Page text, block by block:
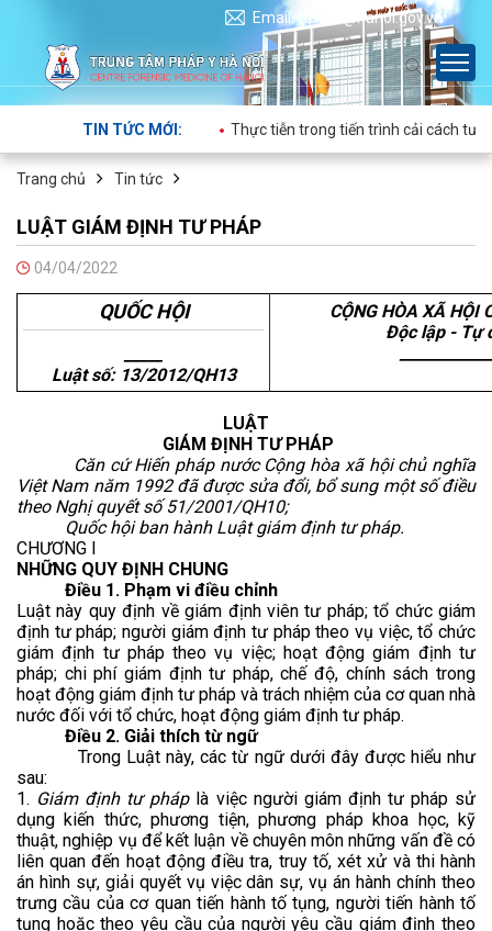
Email: ttpyhn@hanoi.gov.vn
TỨC MỚI: Thực tiễn trong tiến trình cải cách tư pháp: Đừng để
Trang chủ Tin tức
LUẬT GIÁM ĐỊNH TƯ PHÁP
04/04/2022
QUỐC HỘI
Luật số: 13/2012/QH13
CỘNG HÒA XÃ HỘI
Độc lập - Tự
LUẬT
GIÁM ĐỊNH TƯ PHÁP
Căn cứ Hiến pháp nước Cộng hòa xã hội chủ nghĩa
Việt Nam năm 1992 đã được sửa đổi, bổ sung một số điều
theo Nghị quyết số 51/2001/QH10;
Quốc hội ban hành Luật giám định tư pháp.
CHƯƠNG I
NHỮNG QUY ĐỊNH CHUNG
Điều 1. Phạm vi điều chỉnh
Luật này quy định về giám định viên tư pháp; tổ chức giám
định tư pháp; người giám định tư pháp theo vụ việc, tổ chức
giám định tư pháp theo vụ việc; hoạt động giám định tư
pháp; chi phí giám định tư pháp, chế độ, chính sách trong
hoạt động giám định tư pháp và trách nhiệm của cơ quan nhà
nước đối với tổ chức, hoạt động giám định tư pháp.
Điều 2. Giải thích từ ngữ
Trong Luật này, các từ ngữ dưới đây được hiểu như
sau:
1. Giám định tư pháp là việc người giám định tư pháp sử
dụng kiến thức, phương tiện, phương pháp khoa học, kỹ
thuật, nghiệp vụ để kết luận về chuyên môn những vấn đề có
liên quan đến hoạt động điều tra, truy tố, xét xử và thi hành
án hình sự, giải quyết vụ việc dân sự, vụ án hành chính theo
trưng cầu của cơ quan tiến hành tố tụng, người tiến hành tố
tụng hoặc theo yêu cầu của người yêu cầu giám định theo